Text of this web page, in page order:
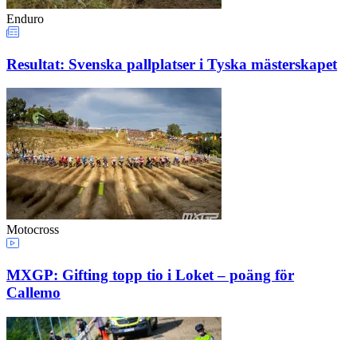
Enduro
Resultat: Svenska pallplatser i Tyska mästerskapet
Motocross
MXGP: Gifting topp tio i Loket – poäng för
Callemo